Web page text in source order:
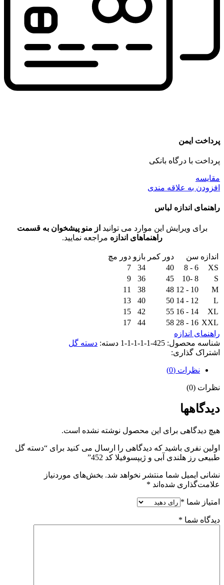
پرداخت ایمن
پرداخت با درگاه بانکی
مقايسه
افزودن به علاقه مندی
راهنمای اندازه لباس
برای ویرایش این موارد می توانید از منو پیشخوان به قسمت
راهنماهای اندازه مراجعه نمایید.
اندازه سن دور کمر بازو دور مچ
XS
6 - 8
40
34
7
S
8 -10
45
36
9
M
10 - 12
48
38
11
L
12 - 14
50
40
13
XL
14 - 16
55
42
15
XXL
16 - 28
58
44
17
راهنمای اندازه
شناسه محصول: 425-1-1-1-1-1 دسته: دسته گل
اشتراک گذاری:
نظرات (0)
نظرات (0)
دیدگاهها
هیچ دیدگاهی برای این محصول نوشته نشده است.
اولین نفری باشید که دیدگاهی را ارسال می کنید برای “دسته گل
طبیعی رز هلندی آبی و ژیپسوفیلا کد 452”
نشانی ایمیل شما منتشر نخواهد شد. بخش‌های موردنیاز
علامت‌گذاری شده‌اند *
امتیاز شما *
دیدگاه شما *